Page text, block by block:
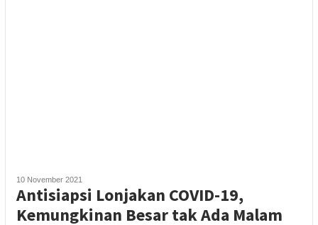
10 November 2021
Antisiapsi Lonjakan COVID-19,
Kemungkinan Besar tak Ada Malam